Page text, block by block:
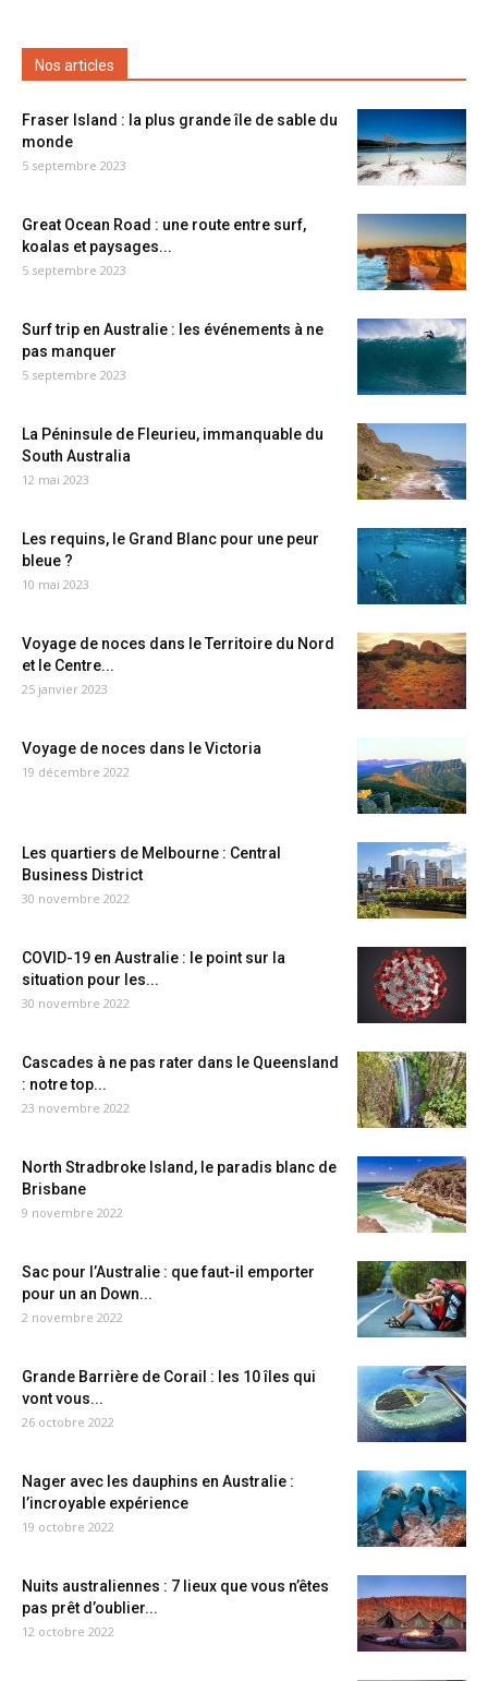
Nos articles
Fraser Island : la plus grande île de sable du
monde
5 septembre 2023
Great Ocean Road : une route entre surf,
koalas et paysages...
5 septembre 2023
Surf trip en Australie : les événements à ne
pas manquer
5 septembre 2023
La Péninsule de Fleurieu, immanquable du
South Australia
12 mai 2023
Les requins, le Grand Blanc pour une peur
bleue ?
10 mai 2023
Voyage de noces dans le Territoire du Nord
et le Centre...
25 janvier 2023
Voyage de noces dans le Victoria
19 décembre 2022
Les quartiers de Melbourne : Central
Business District
30 novembre 2022
COVID-19 en Australie : le point sur la
situation pour les...
30 novembre 2022
Cascades à ne pas rater dans le Queensland
: notre top...
23 novembre 2022
North Stradbroke Island, le paradis blanc de
Brisbane
9 novembre 2022
Sac pour l’Australie : que faut-il emporter
pour un an Down...
2 novembre 2022
Grande Barrière de Corail : les 10 îles qui
vont vous...
26 octobre 2022
Nager avec les dauphins en Australie :
l’incroyable expérience
19 octobre 2022
Nuits australiennes : 7 lieux que vous n’êtes
pas prêt d’oublier...
12 octobre 2022